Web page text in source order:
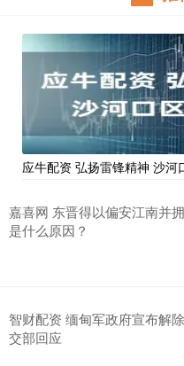
应牛配资 弘扬雷锋精神 沙河
嘉喜网 东晋得以偏安江南并
是什么原因？
智财配资 缅甸军政府宣布解
交部回应